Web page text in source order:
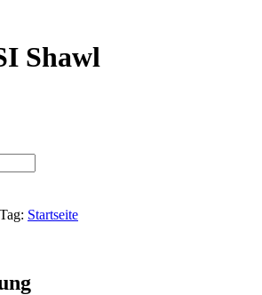
Shawl
Tag: Startseite